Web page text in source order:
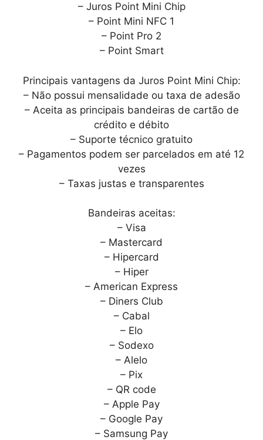
– Juros Point Mini Chip
– Point Mini NFC 1
– Point Pro 2
– Point Smart
Principais vantagens da Juros Point Mini Chip:
– Não possui mensalidade ou taxa de adesão
– Aceita as principais bandeiras de cartão de
crédito e débito
– Suporte técnico gratuito
– Pagamentos podem ser parcelados em até 12
vezes
– Taxas justas e transparentes
Bandeiras aceitas:
– Visa
– Mastercard
– Hipercard
– Hiper
– American Express
– Diners Club
– Cabal
– Elo
– Sodexo
– Alelo
– Pix
– QR code
– Apple Pay
– Google Pay
– Samsung Pay